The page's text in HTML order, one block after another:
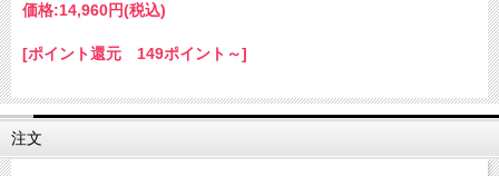
価格:14,960円(税込)
[ポイント還元 149ポイント～]
注文